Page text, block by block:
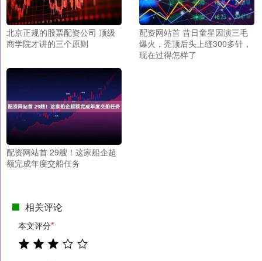
北京正规的股票配资公司 顶级
商学院才讲的三个原则
配资网站首 昔日童星因演三毛
爆火，秃顶后头上缝300多针，
现在过得怎样了
配资网站首 29艘！这家船企超
额完成年度交船任务
相关评论
本文评分*